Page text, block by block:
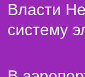
Власти
систему